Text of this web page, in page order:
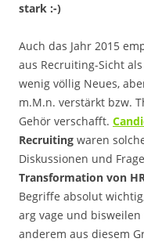
stark :-)
Auch das Jahr 2015
aus Recruiting-Sicht
wenig völlig Neues,
m.M.n. verstärkt bzw.
Gehör verschafft.
Recruiting waren
Diskussionen und
Transformation von
Begriffe absolut
arg vage und
anderem aus diesem